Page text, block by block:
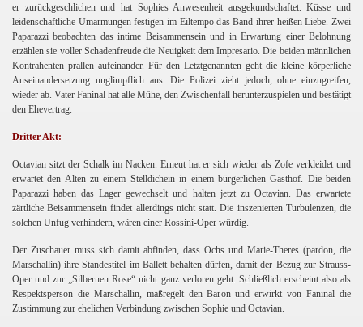
er zurückgeschlichen und hat Sophies Anwesenheit ausgekundschaftet. Küsse und
leidenschaftliche Umarmungen festigen im Eiltempo das Band ihrer heißen Liebe. Zwei
Paparazzi beobachten das intime Beisammensein und in Erwartung einer Belohnung
erzählen sie voller Schadenfreude die Neuigkeit dem Impresario. Die beiden männlichen
Kontrahenten prallen aufeinander. Für den Letztgenannten geht die kleine körperliche
Auseinandersetzung unglimpflich aus. Die Polizei zieht jedoch, ohne einzugreifen,
wieder ab. Vater Faninal hat alle Mühe, den Zwischenfall herunterzuspielen und bestätigt
den Ehevertrag.
Dritter Akt:
Octavian sitzt der Schalk im Nacken. Erneut hat er sich wieder als Zofe verkleidet und
erwartet den Alten zu einem Stelldichein in einem bürgerlichen Gasthof. Die beiden
Paparazzi haben das Lager gewechselt und halten jetzt zu Octavian. Das erwartete
zärtliche Beisammensein findet allerdings nicht statt. Die inszenierten Turbulenzen, die
solchen Unfug verhindern, wären einer Rossini-Oper würdig.
Der Zuschauer muss sich damit abfinden, dass Ochs und Marie-Theres (pardon, die
Marschallin) ihre Standestitel im Ballett behalten dürfen, damit der Bezug zur Strauss-
Oper und zur „Silbernen Rose“ nicht ganz verloren geht. Schließlich erscheint also als
Respektsperson die Marschallin, maßregelt den Baron und erwirkt von Faninal die
Zustimmung zur ehelichen Verbindung zwischen Sophie und Octavian.